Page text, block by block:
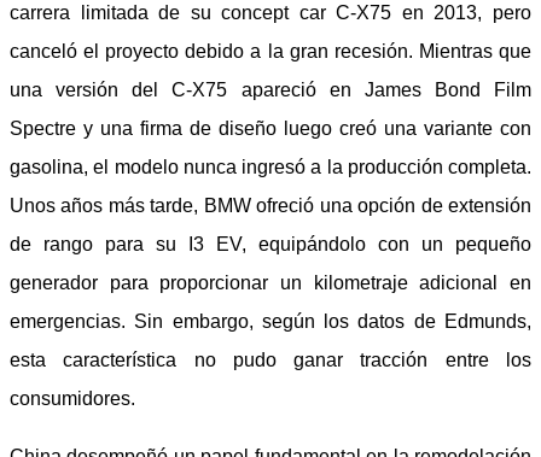
carrera limitada de su concept car C-X75 en 2013, pero
canceló el proyecto debido a la gran recesión. Mientras que
una versión del C-X75 apareció en James Bond Film
Spectre y una firma de diseño luego creó una variante con
gasolina, el modelo nunca ingresó a la producción completa.
Unos años más tarde, BMW ofreció una opción de extensión
de rango para su I3 EV, equipándolo con un pequeño
generador para proporcionar un kilometraje adicional en
emergencias. Sin embargo, según los datos de Edmunds,
esta característica no pudo ganar tracción entre los
consumidores.